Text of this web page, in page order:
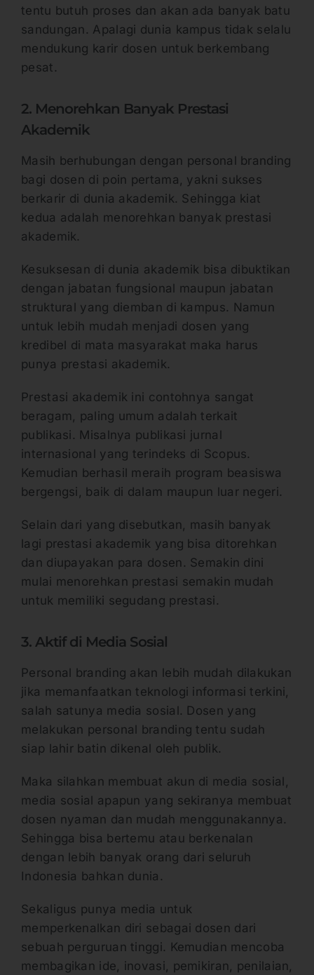
tentu butuh proses dan akan ada banyak batu
sandungan. Apalagi dunia kampus tidak selalu
mendukung karir dosen untuk berkembang
pesat.
2. Menorehkan Banyak Prestasi
Akademik
Masih berhubungan dengan personal branding
bagi dosen di poin pertama, yakni sukses
berkarir di dunia akademik. Sehingga kiat
kedua adalah menorehkan banyak prestasi
akademik.
Kesuksesan di dunia akademik bisa dibuktikan
dengan jabatan fungsional maupun jabatan
struktural yang diemban di kampus. Namun
untuk lebih mudah menjadi dosen yang
kredibel di mata masyarakat maka harus
punya prestasi akademik.
Prestasi akademik ini contohnya sangat
beragam, paling umum adalah terkait
publikasi. Misalnya publikasi jurnal
internasional yang terindeks di Scopus.
Kemudian berhasil meraih program beasiswa
bergengsi, baik di dalam maupun luar negeri.
Selain dari yang disebutkan, masih banyak
lagi prestasi akademik yang bisa ditorehkan
dan diupayakan para dosen. Semakin dini
mulai menorehkan prestasi semakin mudah
untuk memiliki segudang prestasi.
3. Aktif di Media Sosial
Personal branding akan lebih mudah dilakukan
jika memanfaatkan teknologi informasi terkini,
salah satunya media sosial. Dosen yang
melakukan personal branding tentu sudah
siap lahir batin dikenal oleh publik.
Maka silahkan membuat akun di media sosial,
media sosial apapun yang sekiranya membuat
dosen nyaman dan mudah menggunakannya.
Sehingga bisa bertemu atau berkenalan
dengan lebih banyak orang dari seluruh
Indonesia bahkan dunia.
Sekaligus punya media untuk
memperkenalkan diri sebagai dosen dari
sebuah perguruan tinggi. Kemudian mencoba
membagikan ide, inovasi, pemikiran, penilaian,